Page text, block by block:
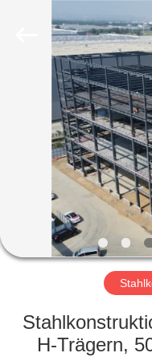
HAUS
PRODUKTE
VIDEOS
VR
SHOW
ÜBER
UNSH-Trägern,